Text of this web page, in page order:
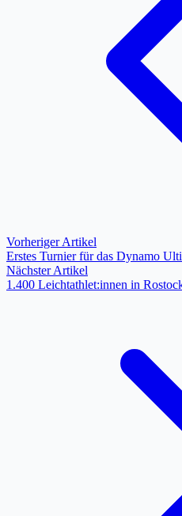
Vorheriger Artikel
Erstes Turnier für das Dynamo
Nächster Artikel
1.400 Leichtathlet:innen in